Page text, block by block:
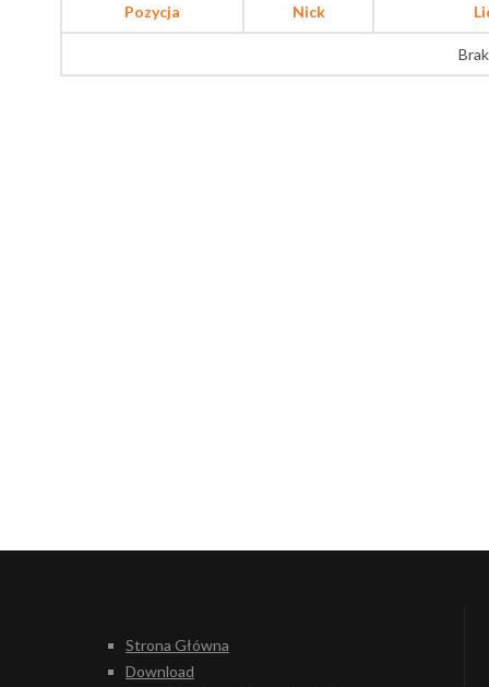
Pozycja Nick
Strona Główna
Download